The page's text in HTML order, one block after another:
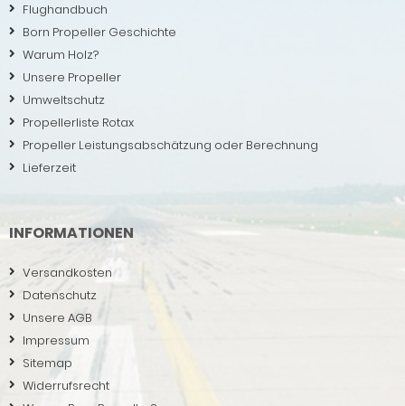
Flughandbuch
Born Propeller Geschichte
Warum Holz?
Unsere Propeller
Umweltschutz
Propellerliste Rotax
Propeller Leistungsabschätzung oder Berechnung
Lieferzeit
INFORMATIONEN
Versandkosten
Datenschutz
Unsere AGB
Impressum
Sitemap
Widerrufsrecht